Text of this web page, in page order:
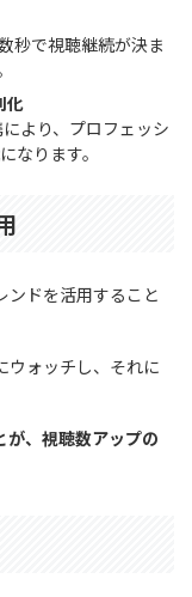
秒で視聴継続が決ま
化
より、プロフェッシ
なります。
ドを活用すること
ウォッチし、それに
が、視聴数アップの